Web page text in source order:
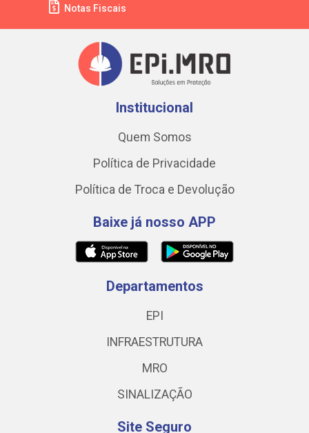
Notas Fiscais
Institucional
Quem Somos
Política de Privacidade
Política de Troca e Devolução
Baixe já nosso APP
Departamentos
EPI
INFRAESTRUTURA
MRO
SINALIZAÇÃO
Site Seguro